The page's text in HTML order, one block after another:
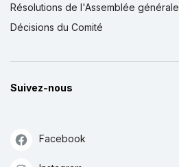
Résolutions de l'Assemblée générale
Décisions du Comité
Suivez-nous
Facebook